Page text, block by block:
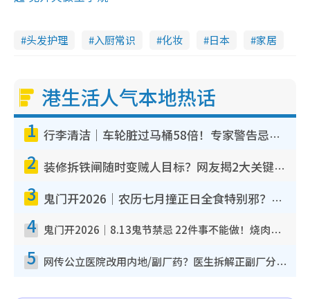
头发护理 入厨常识 化妆 日本 家居
港生活人气本地热话
1 行李清洁｜车轮脏过马桶58倍！专家警告忌用酒精擦 教1招免脏手除菌
2 装修拆铁闸随时变贼人目标？网友揭2大关键用途：装新款等于白装？附新旧铁闸分别
3 鬼门开2026｜农历七月撞正日全食特别邪？专家警告切忌做一事！揭4大禁忌+2招保平安
4 鬼门开2026｜8.13鬼节禁忌 22件事不能做！烧肉、刺身要少食？半夜勿吹口哨/打给个电话
5 网传公立医院改用内地/副厂药？医生拆解正副厂分别，揭4类人换药随时出事